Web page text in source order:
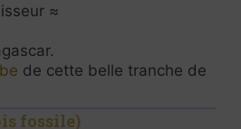
≈
de cette belle tranche de
fossile)